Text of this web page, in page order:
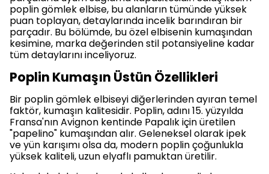
poplin gömlek elbise, bu alanların tümünde yüksek
puan toplayan, detaylarında incelik barındıran bir
parçadır. Bu bölümde, bu özel elbisenin kumaşından
kesimine, marka değerinden stil potansiyeline kadar
tüm detaylarını inceliyoruz.
Poplin Kumaşın Üstün Özellikleri
Bir poplin gömlek elbiseyi diğerlerinden ayıran temel
faktör, kumaşın kalitesidir. Poplin, adını 15. yüzyılda
Fransa'nın Avignon kentinde Papalık için üretilen
"papelino" kumaşından alır. Geleneksel olarak ipek
ve yün karışımı olsa da, modern poplin çoğunlukla
yüksek kaliteli, uzun elyaflı pamuktan üretilir.